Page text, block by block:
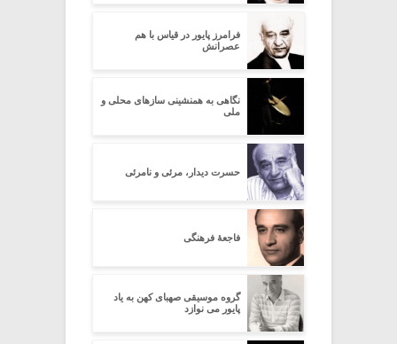
فرامرز پایور در قیاس با هم
عصرانش
نگاهی به همنشینی سازهای محلی و
ملی
حسرت دیدار، مرئی و نامرئی
فاجعۀ فرهنگی
گروه موسیقی صهبای کهن به یاد
پایور می نوازد